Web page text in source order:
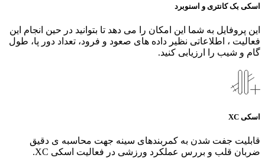
اسکی بک کانتری و اسنوبرد
این پروفایل به شما این امکان را می دهد تا بتوانید در حین انجام این
فعالیت ، اطلاعاتی نظیر داده های صعود و فرود، تعداد دور پا، طول
گام و شیب را ارزیابی کنید.
اسکی XC
قابلیت جفت شدن به کمربندهای سینه جهت محاسبه ی دقیق
ضربان قلب و بررس عملکرد ورزشی در فعالیت اسکی XC.